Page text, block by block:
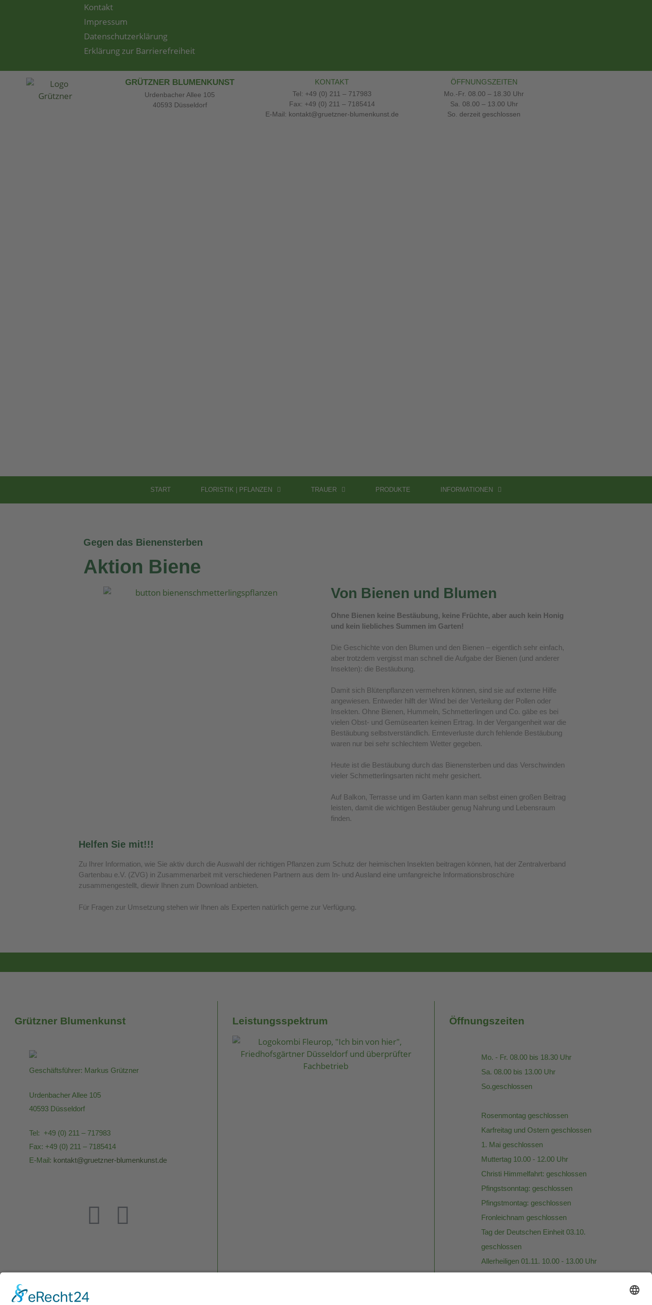
Kontakt
Impressum
Datenschutzerklärung
Erklärung zur Barrierefreiheit
GRÜTZNER BLUMENKUNST
Urdenbacher Allee 105
40593 Düsseldorf
KONTAKT
Tel: +49 (0) 211 – 717983
Fax: +49 (0) 211 – 7185414
E-Mail: kontakt@gruetzner-blumenkunst.de
ÖFFNUNGSZEITEN
Mo.-Fr. 08.00 – 18.30 Uhr
Sa. 08.00 – 13.00 Uhr
So. derzeit geschlossen
START FLORISTIK | PFLANZEN TRAUER PRODUKTE INFORMATIONEN
Gegen das Bienensterben
Aktion Biene
Von Bienen und Blumen
Ohne Bienen keine Bestäubung, keine Früchte, aber auch kein Honig
und kein liebliches Summen im Garten!
Die Geschichte von den Blumen und den Bienen – eigentlich sehr einfach,
aber trotzdem vergisst man schnell die Aufgabe der Bienen (und anderer
Insekten): die Bestäubung.
Damit sich Blütenpflanzen vermehren können, sind sie auf externe Hilfe
angewiesen. Entweder hilft der Wind bei der Verteilung der Pollen oder
Insekten. Ohne Bienen, Hummeln, Schmetterlingen und Co. gäbe es bei
vielen Obst- und Gemüsearten keinen Ertrag. In der Vergangenheit war die
Bestäubung selbstverständlich. Ernteverluste durch fehlende Bestäubung
waren nur bei sehr schlechtem Wetter gegeben.
Heute ist die Bestäubung durch das Bienensterben und das Verschwinden
vieler Schmetterlingsarten nicht mehr gesichert.
Auf Balkon, Terrasse und im Garten kann man selbst einen großen Beitrag
leisten, damit die wichtigen Bestäuber genug Nahrung und Lebensraum
finden.
Helfen Sie mit!!!
Zu Ihrer Information, wie Sie aktiv durch die Auswahl der richtigen Pflanzen zum Schutz der heimischen Insekten beitragen können, hat der Zentralverband
Gartenbau e.V. (ZVG) in Zusammenarbeit mit verschiedenen Partnern aus dem In- und Ausland eine umfangreiche Informationsbroschüre
zusammengestellt, diewir Ihnen zum Download anbieten.
Für Fragen zur Umsetzung stehen wir Ihnen als Experten natürlich gerne zur Verfügung.
Grützner Blumenkunst
Geschäftsführer: Markus Grützner
Urdenbacher Allee 105
40593 Düsseldorf
Tel: +49 (0) 211 – 717983
Fax: +49 (0) 211 – 7185414
E-Mail: kontakt@gruetzner-blumenkunst.de
Leistungsspektrum Öffnungszeiten
Mo. - Fr. 08.00 bis 18.30 Uhr
Sa. 08.00 bis 13.00 Uhr
So.geschlossen
Rosenmontag geschlossen
Karfreitag und Ostern geschlossen
1. Mai geschlossen
Muttertag 10.00 - 12.00 Uhr
Christi Himmelfahrt: geschlossen
Pfingstsonntag: geschlossen
Pfingstmontag: geschlossen
Fronleichnam geschlossen
Tag der Deutschen Einheit 03.10.
geschlossen
Allerheiligen 01.11. 10.00 - 13.00 Uhr